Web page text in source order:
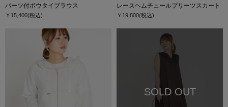
パーツ付ボウタイブラウス
￥15,400(税込)
レースヘムチュールプリーツスカート
￥19,800(税込)
SOLD OUT